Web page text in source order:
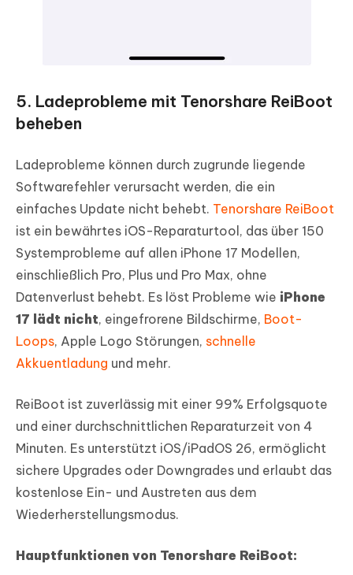
5. Ladeprobleme mit Tenorshare ReiBoot
beheben
Ladeprobleme können durch zugrunde liegende
Softwarefehler verursacht werden, die ein
einfaches Update nicht behebt. Tenorshare ReiBoot
ist ein bewährtes iOS-Reparaturtool, das über 150
Systemprobleme auf allen iPhone 17 Modellen,
einschließlich Pro, Plus und Pro Max, ohne
Datenverlust behebt. Es löst Probleme wie iPhone
17 lädt nicht, eingefrorene Bildschirme, Boot-
Loops, Apple Logo Störungen, schnelle
Akkuentladung und mehr.
ReiBoot ist zuverlässig mit einer 99% Erfolgsquote
und einer durchschnittlichen Reparaturzeit von 4
Minuten. Es unterstützt iOS/iPadOS 26, ermöglicht
sichere Upgrades oder Downgrades und erlaubt das
kostenlose Ein- und Austreten aus dem
Wiederherstellungsmodus.
Hauptfunktionen von Tenorshare ReiBoot: